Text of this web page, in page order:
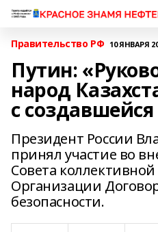
Правительство РФ 10 ЯНВАРЯ
Путин:
народ
с
Президент России
принял участие во
Совета коллективной
Организации
безопасности.